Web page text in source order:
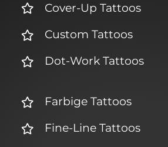
Cover-Up Tattoos
Custom Tattoos
Dot-Work Tattoos
Farbige Tattoos
Fine-Line Tattoos